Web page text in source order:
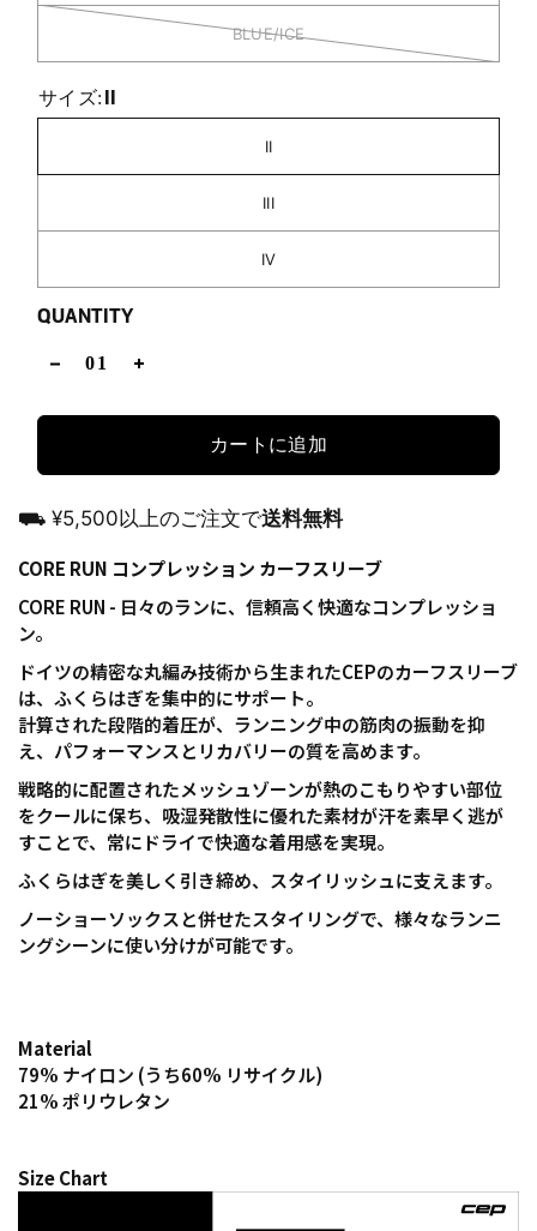
BLUE/ICE
サイズ: II
II
III
IV
QUANTITY
カートに追加
⛟ ¥5,500以上のご注文で送料無料
CORE RUN コンプレッション カーフスリーブ
CORE RUN - 日々のランに、信頼高く快適なコンプレッショ
ン。
ドイツの精密な丸編み技術から生まれたCEPのカーフスリーブ
は、ふくらはぎを集中的にサポート。
計算された段階的着圧が、ランニング中の筋肉の振動を抑
え、パフォーマンスとリカバリーの質を高めます。
戦略的に配置されたメッシュゾーンが熱のこもりやすい部位
をクールに保ち、吸湿発散性に優れた素材が汗を素早く逃が
すことで、常にドライで快適な着用感を実現。
ふくらはぎを美しく引き締め、スタイリッシュに支えます。
ノーショーソックスと併せたスタイリングで、様々なランニ
ングシーンに使い分けが可能です。
Material
79% ナイロン (うち60% リサイクル)
21% ポリウレタン
Size Chart